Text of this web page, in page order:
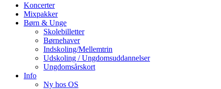
Koncerter
Mixpakker
Børn & Unge
Skolebilletter
Børnehaver
Indskoling/Mellemtrin
Udskoling / Ungdomsuddannelser
Ungdomsårskort
Info
Ny hos OS